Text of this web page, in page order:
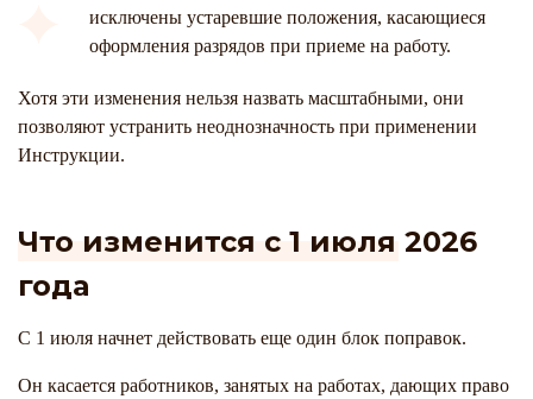
исключены устаревшие положения, касающиеся
оформления разрядов при приеме на работу.
Хотя эти изменения нельзя назвать масштабными, они
позволяют устранить неоднозначность при применении
Инструкции.
Что изменится с 1 июля 2026
года
С 1 июля начнет действовать еще один блок поправок.
Он касается работников, занятых на работах, дающих право